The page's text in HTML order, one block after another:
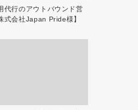
代行のアウトバウンド営
式会社Japan Pride様】